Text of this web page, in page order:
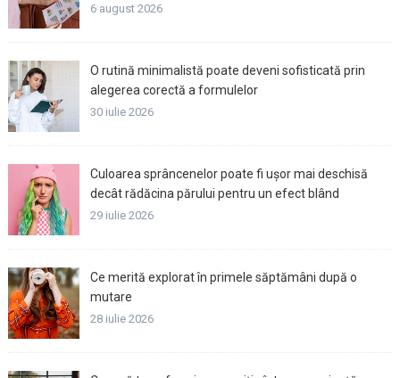
6 august 2026
O rutină minimalistă poate deveni sofisticată prin
alegerea corectă a formulelor
30 iulie 2026
Culoarea sprâncenelor poate fi ușor mai deschisă
decât rădăcina părului pentru un efect blând
29 iulie 2026
Ce merită explorat în primele săptămâni după o
mutare
28 iulie 2026